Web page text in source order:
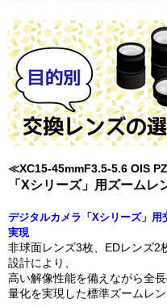
≪XC15-45mmF3.5-5.6 OIS
「Xシリーズ」用ズーム
デジタルカメラ「Xシリーズ」
実現
非球面レンズ3枚、EDレンズ2
設計により、
高い解像性能を備えながら全
量化を実現した標準ズームレン